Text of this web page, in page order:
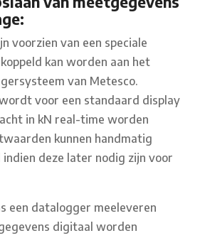
voorzien van een speciale
kan worden aan het
van Metesco.
voor een standaard display
in kN real-time worden
kunnen handmatig
deze later nodig zijn voor
een datalogger meeleveren
digitaal worden